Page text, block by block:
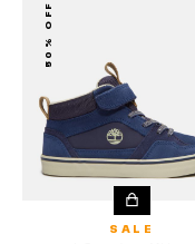
50% OFF
SALE